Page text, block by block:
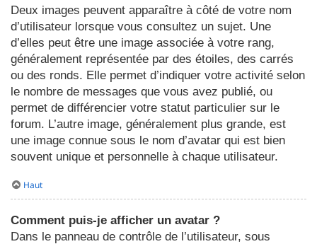
Deux images peuvent apparaître à côté de votre nom
d’utilisateur lorsque vous consultez un sujet. Une
d’elles peut être une image associée à votre rang,
généralement représentée par des étoiles, des carrés
ou des ronds. Elle permet d’indiquer votre activité selon
le nombre de messages que vous avez publié, ou
permet de différencier votre statut particulier sur le
forum. L’autre image, généralement plus grande, est
une image connue sous le nom d’avatar qui est bien
souvent unique et personnelle à chaque utilisateur.
Haut
Comment puis-je afficher un avatar ?
Dans le panneau de contrôle de l’utilisateur, sous